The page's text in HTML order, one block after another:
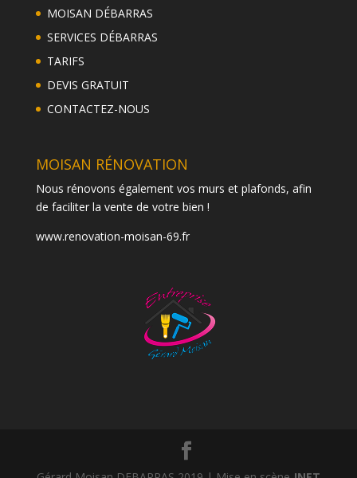
MOISAN DÉBARRAS
SERVICES DÉBARRAS
TARIFS
DEVIS GRATUIT
CONTACTEZ-NOUS
MOISAN RÉNOVATION
Nous rénovons également vos murs et plafonds, afin
de faciliter la vente de votre bien !
www.renovation-moisan-69.fr